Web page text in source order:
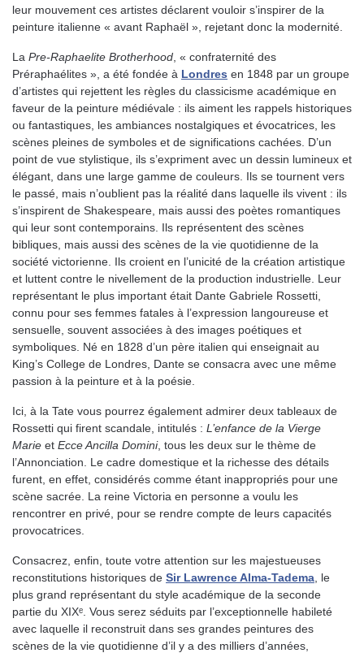
leur mouvement ces artistes déclarent vouloir s’inspirer de la
peinture italienne « avant Raphaël », rejetant donc la modernité.
La Pre-Raphaelite Brotherhood , « confraternité des
Préraphaélites », a été fondée à Londres en 1848 par un groupe
d’artistes qui rejettent les règles du classicisme académique en
faveur de la peinture médiévale : ils aiment les rappels historiques
ou fantastiques, les ambiances nostalgiques et évocatrices, les
scènes pleines de symboles et de significations cachées. D’un
point de vue stylistique, ils s’expriment avec un dessin lumineux et
élégant, dans une large gamme de couleurs. Ils se tournent vers
le passé, mais n’oublient pas la réalité dans laquelle ils vivent : ils
s’inspirent de Shakespeare, mais aussi des poètes romantiques
qui leur sont contemporains. Ils représentent des scènes
bibliques, mais aussi des scènes de la vie quotidienne de la
société victorienne. Ils croient en l’unicité de la création artistique
et luttent contre le nivellement de la production industrielle. Leur
représentant le plus important était Dante Gabriele Rossetti,
connu pour ses femmes fatales à l’expression langoureuse et
sensuelle, souvent associées à des images poétiques et
symboliques. Né en 1828 d’un père italien qui enseignait au
King’s College de Londres, Dante se consacra avec une même
passion à la peinture et à la poésie.
Ici, à la Tate vous pourrez également admirer deux tableaux de
Rossetti qui firent scandale, intitulés : L’enfance de la Vierge
Marie et Ecce Ancilla Domini, tous les deux sur le thème de
l’Annonciation. Le cadre domestique et la richesse des détails
furent, en effet, considérés comme étant inappropriés pour une
scène sacrée. La reine Victoria en personne a voulu les
rencontrer en privé, pour se rendre compte de leurs capacités
provocatrices.
Consacrez, enfin, toute votre attention sur les majestueuses
reconstitutions historiques de Sir Lawrence Alma-Tadema , le
plus grand représentant du style académique de la seconde
partie du XIXᵉ. Vous serez séduits par l’exceptionnelle habileté
avec laquelle il reconstruit dans ses grandes peintures des
scènes de la vie quotidienne d’il y a des milliers d’années,